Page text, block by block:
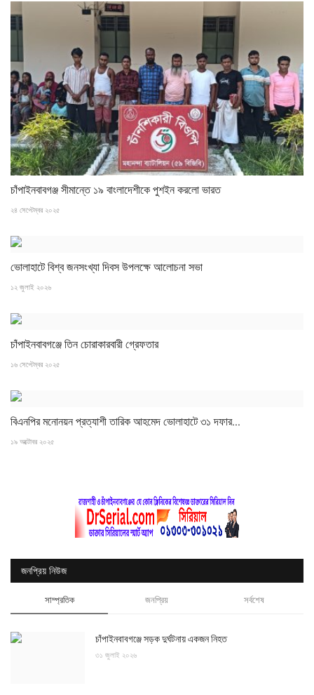
চাঁপাইনবাবগঞ্জ সীমান্তে ১৯ বাংলাদেশীকে পুশইন করলো ভারত
২৪ সেপ্টেম্বর ২০২৫
ভোলাহাটে বিশ্ব জনসংখ্যা দিবস উপলক্ষে আলোচনা সভা
১২ জুলাই ২০২৬
চাঁপাইনবাবগঞ্জে তিন চোরাকারবারী গ্রেফতার
১৬ সেপ্টেম্বর ২০২৫
বিএনপির মনোনয়ন প্রত্যাশী তারিক আহমেদ ভোলাহাটে ৩১ দফার...
১৯ অক্টোবর ২০২৫
জনপ্রিয় নিউজ
সাম্প্রতিক জনপ্রিয় সর্বশেষ
চাঁপাইনবাবগঞ্জে সড়ক দুর্ঘটনায় একজন নিহত
৩১ জুলাই ২০২৬